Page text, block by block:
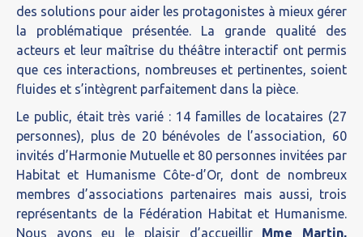
des solutions pour aider les protagonistes à mieux gérer
la problématique présentée. La grande qualité des
acteurs et leur maîtrise du théâtre interactif ont permis
que ces interactions, nombreuses et pertinentes, soient
fluides et s’intègrent parfaitement dans la pièce.
Le public, était très varié : 14 familles de locataires (27
personnes), plus de 20 bénévoles de l’association, 60
invités d’Harmonie Mutuelle et 80 personnes invitées par
Habitat et Humanisme Côte-d’Or, dont de nombreux
membres d’associations partenaires mais aussi, trois
représentants de la Fédération Habitat et Humanisme.
Nous avons eu le plaisir d’accueillir Mme Martin,